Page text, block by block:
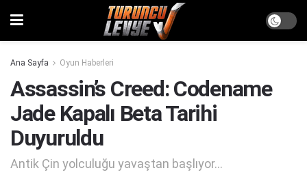
Ana Sayfa Oyun Haberleri
Assassin’s Creed: Codename
Jade Kapalı Beta Tarihi
Duyuruldu
Antik Çin yolculuğu yavaştan başlıyor...